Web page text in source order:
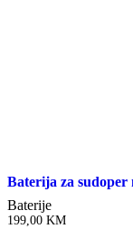
Baterija za sudoper
Baterije
199,00 KM